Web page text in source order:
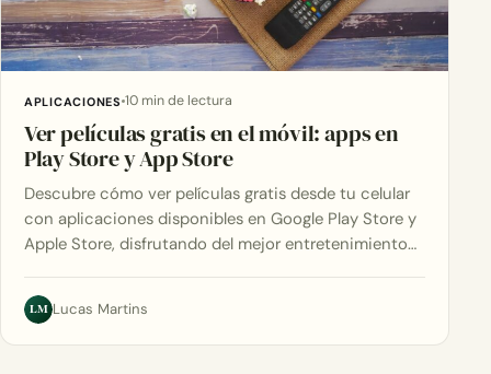
APLICACIONES 10 min de lectura
Ver películas gratis en el móvil: apps en
Play Store y App Store
Descubre cómo ver películas gratis desde tu celular
con aplicaciones disponibles en Google Play Store y
Apple Store, disfrutando del mejor entretenimiento…
LM Lucas Martins